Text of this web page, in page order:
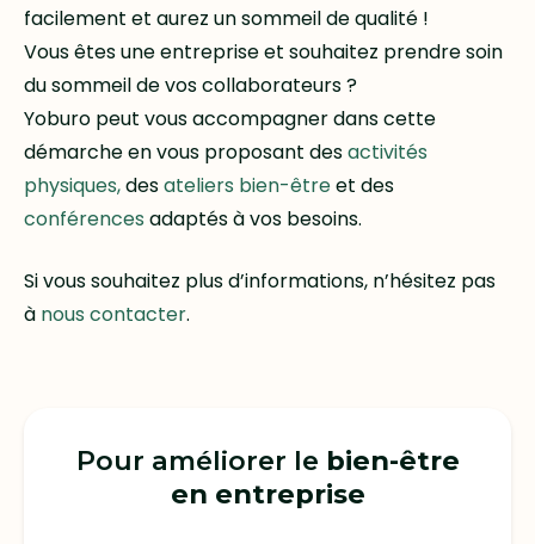
facilement et aurez un sommeil de qualité !
Vous êtes une entreprise et souhaitez prendre soin
du sommeil de vos collaborateurs ?
Yoburo peut vous accompagner dans cette
démarche en vous proposant desactivités
physiques,desateliers bien-êtreet des
conférences adaptés à vos besoins.
Si vous souhaitez plus d’informations, n’hésitez pas
à nous contacter.
Pour améliorer le bien-être
en entreprise